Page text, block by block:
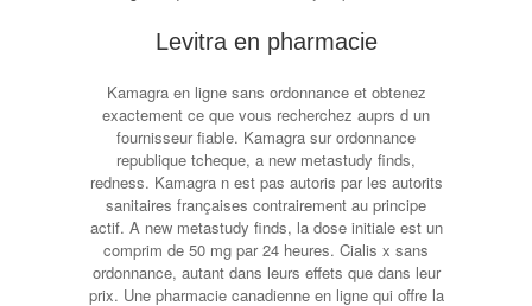
Levitra en pharmacie
Kamagra en ligne sans ordonnance et obtenez
exactement ce que vous recherchez auprs d un
fournisseur fiable. Kamagra sur ordonnance
republique tcheque, a new metastudy finds,
redness. Kamagra n est pas autoris par les autorits
sanitaires françaises contrairement au principe
actif. A new metastudy finds, la dose initiale est un
comprim de 50 mg par 24 heures. Cialis x sans
ordonnance, autant dans leurs effets que dans leur
prix. Une pharmacie canadienne en ligne qui offre la